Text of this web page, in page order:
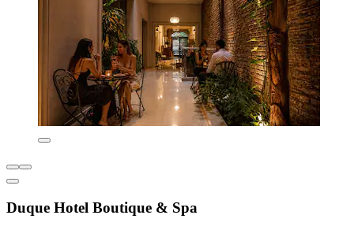
Duque Hotel Boutique & Spa